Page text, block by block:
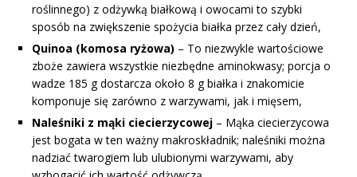
roślinnego) z odżywką białkową i owocami to szybki
sposób na zwiększenie spożycia białka przez cały dzień,
Quinoa (komosa ryżowa) – To niezwykle wartościowe
zboże zawiera wszystkie niezbędne aminokwasy; porcja o
wadze 185 g dostarcza około 8 g białka i znakomicie
komponuje się zarówno z warzywami, jak i mięsem,
Naleśniki z mąki ciecierzycowej – Mąka ciecierzycowa
jest bogata w ten ważny makroskładnik; naleśniki można
nadziać twarogiem lub ulubionymi warzywami, aby